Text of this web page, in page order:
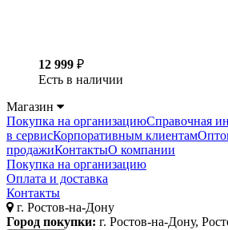
12 999 ₽
Есть в наличии
Магазин
Покупка на организациюСправочная
в сервисКорпоративным клиентам
продажиКонтактыО компании
Покупка на организацию
Оплата и доставка
Контакты
г. Ростов-на-Дону
Город покупки: г. Ростов-на-Дону,